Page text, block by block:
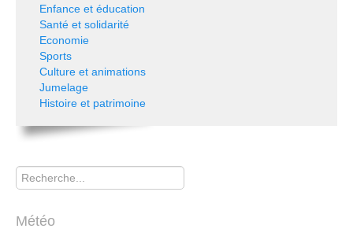
Enfance et éducation
Santé et solidarité
Economie
Sports
Culture et animations
Jumelage
Histoire et patrimoine
Rechercher
Météo